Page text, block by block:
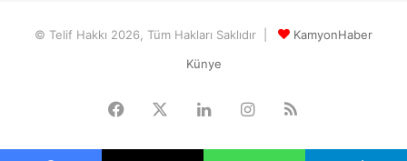
© Telif Hakkı 2026, Tüm Hakları Saklıdır |
KamyonHaber
Künye
Facebook LinkedInInstagram
RSS